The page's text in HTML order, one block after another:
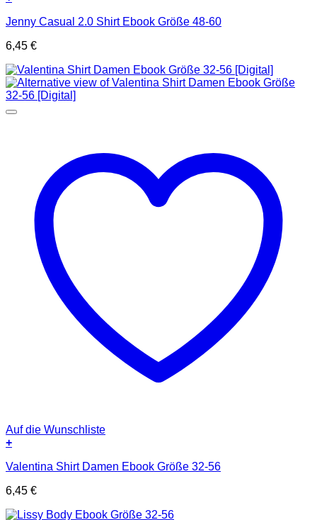
Jenny Casual 2.0 Shirt Ebook Größe 48-60
6,45 €
Auf die Wunschliste
+
Valentina Shirt Damen Ebook Größe 32-56
6,45 €